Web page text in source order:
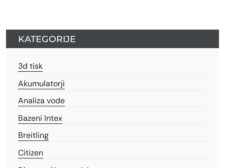
KATEGORIJE
3d tisk
Akumulatorji
Analiza vode
Bazeni Intex
Breitling
Citizen